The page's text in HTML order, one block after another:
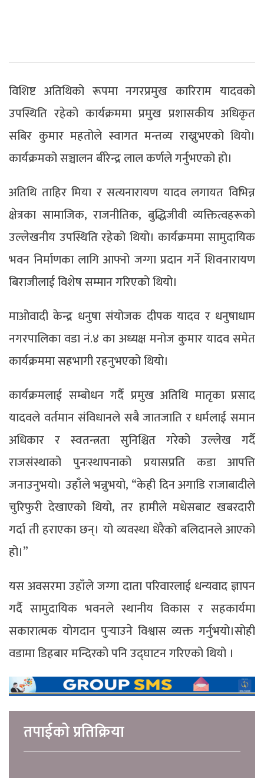
विशिष्ट अतिथिको रूपमा नगरप्रमुख कारिराम यादवको
उपस्थिति रहेको कार्यक्रममा प्रमुख प्रशासकीय अधिकृत
सबिर कुमार महतोले स्वागत मन्तव्य राख्नुभएको थियो।
कार्यक्रमको सञ्चालन बीरेन्द्र लाल कर्णले गर्नुभएको हो।
अतिथि ताहिर मिया र सत्यनारायण यादव लगायत विभिन्न
क्षेत्रका सामाजिक, राजनीतिक, बुद्धिजीवी व्यक्तित्वहरूको
उल्लेखनीय उपस्थिति रहेको थियो। कार्यक्रममा सामुदायिक
भवन निर्माणका लागि आफ्नो जग्गा प्रदान गर्ने शिवनारायण
बिराजीलाई विशेष सम्मान गरिएको थियो।
माओवादी केन्द्र धनुषा संयोजक दीपक यादव र धनुषाधाम
नगरपालिका वडा नं.४ का अध्यक्ष मनोज कुमार यादव समेत
कार्यक्रममा सहभागी रहनुभएको थियो।
कार्यक्रमलाई सम्बोधन गर्दै प्रमुख अतिथि मातृका प्रसाद
यादवले वर्तमान संविधानले सबै जातजाति र धर्मलाई समान
अधिकार र स्वतन्त्रता सुनिश्चित गरेको उल्लेख गर्दै
राजसंस्थाको पुनःस्थापनाको प्रयासप्रति कडा आपत्ति
जनाउनुभयो। उहाँले भन्नुभयो, “केही दिन अगाडि राजाबादीले
चुरिफुरी देखाएको थियो, तर हामीले मधेसबाट खबरदारी
गर्दा ती हराएका छन्। यो व्यवस्था धेरैको बलिदानले आएको
हो।”
यस अवसरमा उहाँले जग्गा दाता परिवारलाई धन्यवाद ज्ञापन
गर्दै सामुदायिक भवनले स्थानीय विकास र सहकार्यमा
सकारात्मक योगदान पुर्‍याउने विश्वास व्यक्त गर्नुभयो।सोही
वडामा डिहबार मन्दिरको पनि उद्घाटन गरिएको थियो ।
तपाईको प्रतिक्रिया